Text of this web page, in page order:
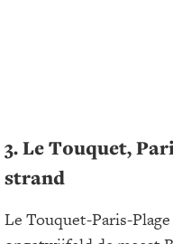
3. Le Touquet,
strand
Le Touquet-Paris-